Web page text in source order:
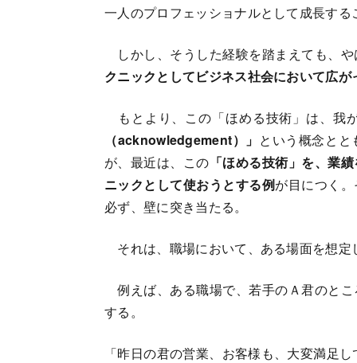
一人のプロフェッショナルとして成長す
しかし、そうした経験を踏まえても、
クニックとしてビジネス社会において広が
もとより、この「ほめる技術」は、我
（acknowledgement）」 という概念と
が、最近は、この 「ほめる技術」を、業
ニックとして使おうとする例が目につく
必ず、壁に突き当たる。
それは、職場において、ある場面を想
例えば、ある職場で、若手のＡ君のと
する。
「昨日の君の営業、お客様も、大変満足